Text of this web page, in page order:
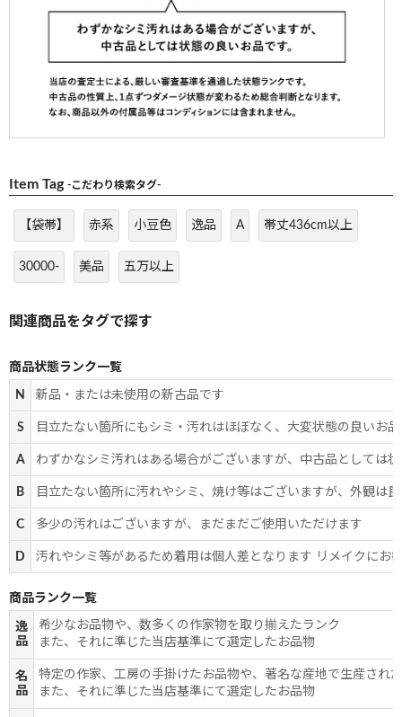
Item Tag -こだわり検索タグ-
【袋帯】 赤系 小豆色 逸品 A 帯丈436cm以上
30000- 美品 五万以上
商品状態ランク一覧
N 新品・または未使用の新古品です
S 目立たない箇所にもシミ・汚れはほぼなく、大変状態の良いお
A わずかなシミ汚れはある場合がございますが、中古品としては
B 目立たない箇所に汚れやシミ、焼け等はございますが、外観は
C 多少の汚れはございますが、まだまだご使用いただけます
D 汚れやシミ等があるため着用は個人差となります リメイクにお
商品ランク一覧
逸
品
希少なお品物や、数多くの作家物を取り揃えたランク
また、それに準じた当店基準にて選定したお品物
名
品
特定の作家、工房の手掛けたお品物や、著名な産地で生産され
また、それに準じた当店基準にて選定したお品物